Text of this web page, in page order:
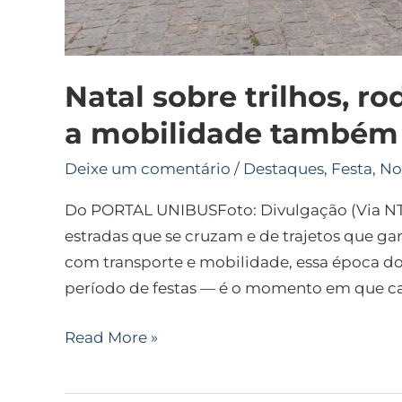
Natal sobre trilhos,
a mobilidade
Deixe um comentário / Destaques, Festa,
Do PORTAL UNIBUSFoto: Divulgação (Via
estradas que se cruzam e de trajetos que
com transporte e mobilidade, essa época
período de festas — é o momento em que
Read More »